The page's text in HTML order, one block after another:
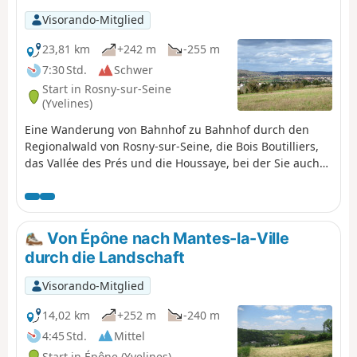
Waldlandschaften ist eine wunderschöne Region, in der
man sehr angenehm wandern kann.
Visorando-Mitglied
23,81 km
+242 m
-255 m
7:30 Std.
Schwer
Start in Rosny-sur-Seine
(Yvelines)
Eine Wanderung von Bahnhof zu Bahnhof durch den
Regionalwald von Rosny-sur-Seine, die Bois Boutilliers,
das Vallée des Prés und die Houssaye, bei der Sie auch
Sehenswürdigkeiten entdecken werden.
Von Épône nach Mantes-la-Ville
durch die Landschaft
Visorando-Mitglied
14,02 km
+252 m
-240 m
4:45 Std.
Mittel